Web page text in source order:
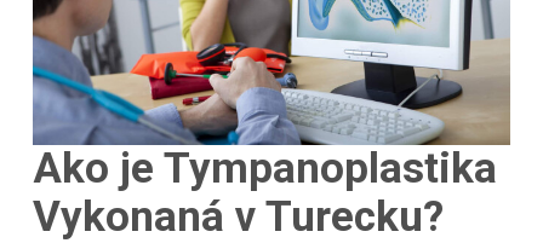
Ako je Tympanoplastika
Vykonaná v Turecku?